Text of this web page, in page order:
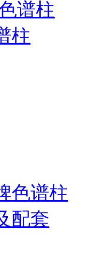
谱柱
柱
色谱柱
配套